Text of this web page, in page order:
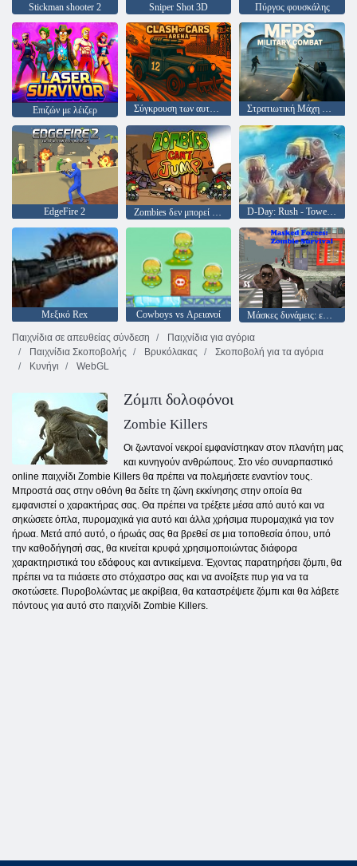
Stickman shooter 2 Sniper Shot 3D Πύργος φουσκάλης
Επιζών με λέιζερ Σύγκρουση των αυτοκινήτων αρένα Στρατιωτική Μάχη MFPS
EdgeFire 2 Zombies δεν μπορεί να πηδήξει D-Day: Rush - Tower Defense
Μεξικό Rex Cowboys vs Αρειανοί
Μάσκες δυνάμεις: επιβίωση ζόμπι
Παιχνίδια σε απευθείας σύνδεση
Παιχνίδια για αγόρια
Παιχνίδια Σκοποβολής
Βρυκόλακας
Σκοποβολή για τα αγόρια
Κυνήγι
WebGL
Ζόμπι δολοφόνοι
Zombie Killers
Οι ζωντανοί νεκροί εμφανίστηκαν στον πλανήτη μας
και κυνηγούν ανθρώπους. Στο νέο συναρπαστικό
online παιχνίδι Zombie Killers θα πρέπει να πολεμήσετε εναντίον τους.
Μπροστά σας στην οθόνη θα δείτε τη ζώνη εκκίνησης στην οποία θα
εμφανιστεί ο χαρακτήρας σας. Θα πρέπει να τρέξετε μέσα από αυτό και να
σηκώσετε όπλα, πυρομαχικά για αυτό και άλλα χρήσιμα πυρομαχικά για τον
ήρωα. Μετά από αυτό, ο ήρωάς σας θα βρεθεί σε μια τοποθεσία όπου, υπό
την καθοδήγησή σας, θα κινείται κρυφά χρησιμοποιώντας διάφορα
χαρακτηριστικά του εδάφους και αντικείμενα. Έχοντας παρατηρήσει ζόμπι, θα
πρέπει να τα πιάσετε στο στόχαστρο σας και να ανοίξετε πυρ για να τα
σκοτώσετε. Πυροβολώντας με ακρίβεια, θα καταστρέψετε ζόμπι και θα λάβετε
πόντους για αυτό στο παιχνίδι Zombie Killers.